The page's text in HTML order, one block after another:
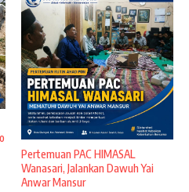
Pertemuan PAC HIMASAL
Wanasari, Jalankan Dawuh Yai
Anwar Mansur